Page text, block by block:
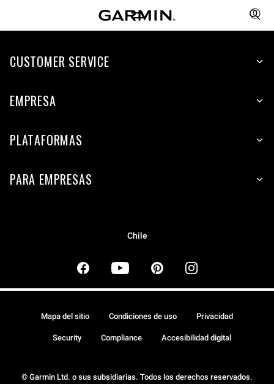
CUSTOMER SERVICE
EMPRESA
PLATAFORMAS
PARA EMPRESAS
Chile
© Garmin Ltd. o sus subsidiarias. Todos los derechos reservados.
Mapa del sitio Condiciones de uso Privacidad
Security Compliance Accesibilidad digital